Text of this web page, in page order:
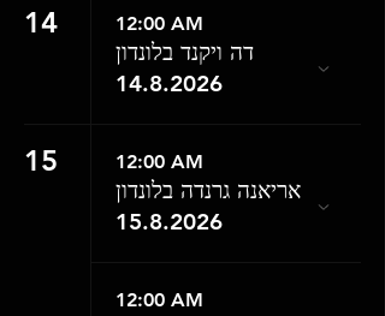
14 12:00 AM
דה ויקנד בלונדון
14.8.2026
15 12:00 AM
אריאנה גרנדה בלונדון
15.8.2026
12:00 AM